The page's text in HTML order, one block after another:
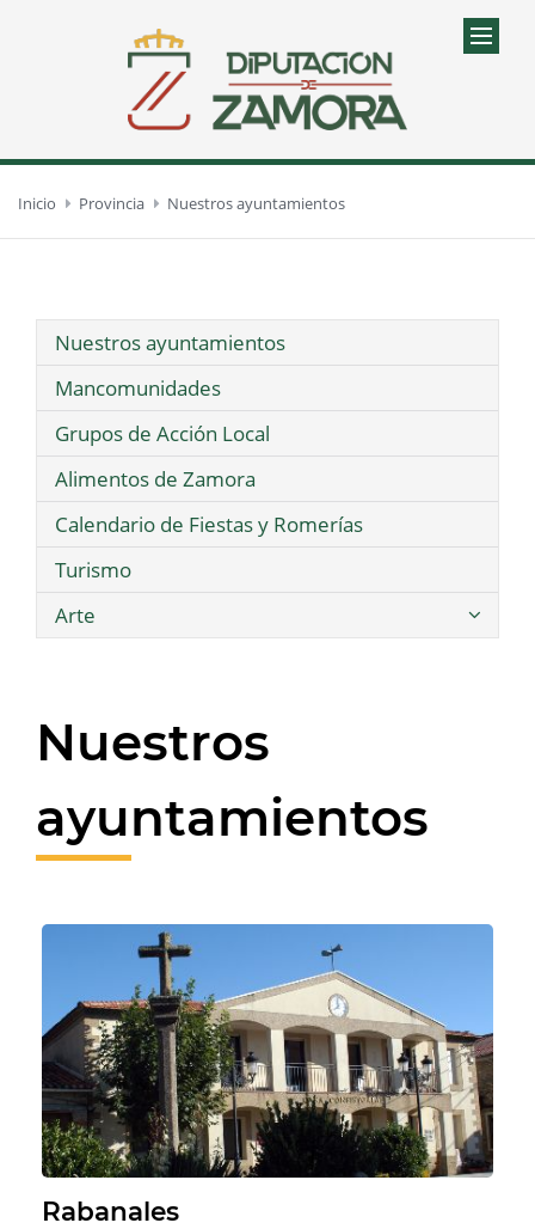
Inicio Provincia Nuestros ayuntamientos
Nuestros ayuntamientos
Mancomunidades
Grupos de Acción Local
Alimentos de Zamora
Calendario de Fiestas y Romerías
Turismo
Arte
Nuestros
ayuntamientos
Rabanales